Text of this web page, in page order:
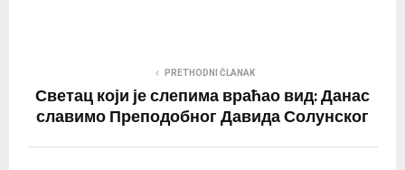
PRETHODNI ČLANAK
Светац који је слепима враћао вид: Данас
славимо Преподобног Давида Солунског